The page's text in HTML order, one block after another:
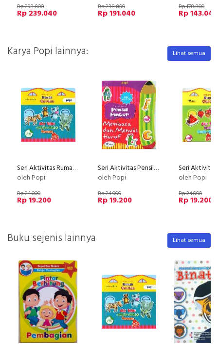
Rp 298.800
Rp 239.040
Rp 238.800
Rp 191.040
Rp 178.800
Rp 143.040
Karya Popi lainnya: Lihat semua
Seri Aktivitas Rumah Cerdas : Aku Tahu Jenis-Jenis Hewan Bk pro
oleh Popi
Rp 24.000
Rp 19.200
Seri Aktivitas Pensil Pintar : Membaca dan Menulis Huruf Bk pro
oleh Popi
Rp 24.000
Rp 19.200
oleh Popi
Rp 24.000
Rp 19.200
Buku sejenis lainnya Lihat semua